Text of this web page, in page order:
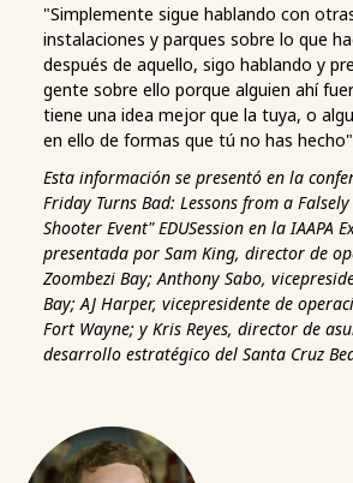
"Simplemente sigue hablando con
instalaciones y parques sobre lo que
después de aquello, sigo hablando y
gente sobre ello porque alguien ahí
tiene una idea mejor que la tuya, o
en ello de formas que tú no has
Esta información se presentó en la
Friday Turns Bad: Lessons from a
Shooter Event" EDUSession en la IAAPA
presentada por Sam King, director de
Zoombezi Bay; Anthony Sabo,
Bay; AJ Harper, vicepresidente de
Fort Wayne; y Kris Reyes, director de
desarrollo estratégico del Santa Cruz